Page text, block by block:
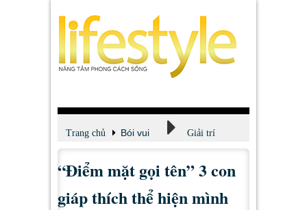
Trang chủ Bói vui Giải trí
“Điểm mặt gọi tên” 3 con
giáp thích thể hiện mình